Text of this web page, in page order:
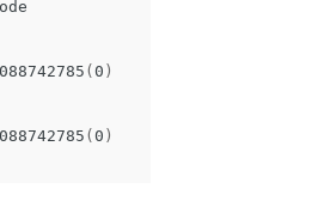
( 0 )
( 0 )